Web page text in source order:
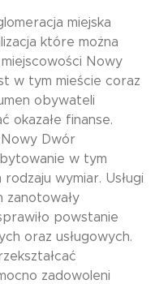
miejska
które można
Nowy
w tym mieście coraz
obywateli
okazałe finanse.
Dwór
bytowanie w tym
wymiar. Usługi
zanotowały
powstanie
oraz usługowych.
zadowoleni